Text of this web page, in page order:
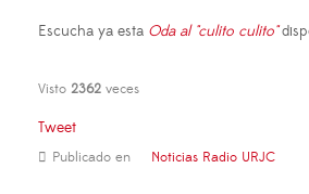
Escucha ya esta Oda al "culito culito"
Visto 2362 veces
Tweet
Publicado en Noticias Radio URJC